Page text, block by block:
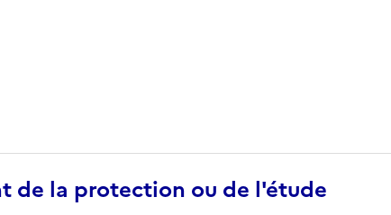
de la protection ou de l'étude